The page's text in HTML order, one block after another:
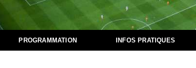
PROGRAMMATION INFOS PRATIQUES